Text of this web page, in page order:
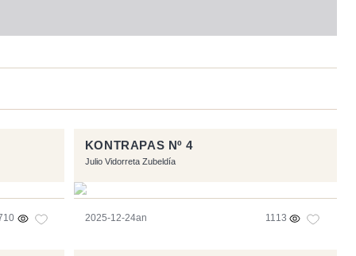
KONTRAPAS Nº 4
Julio Vidorreta Zubeldía
2025-12-24an 1113